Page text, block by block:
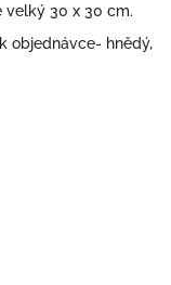
velký 30 x 30 cm.
objednávce- hnědý,